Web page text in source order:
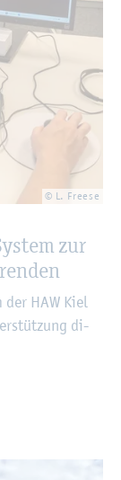
© L. Free­se
zur
HAW Kiel
di­